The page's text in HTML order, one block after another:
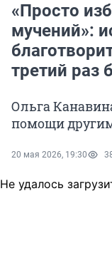
«Просто
мучений»:
третий раз
Ольга
помощи
20 мая 2026, 19:30
Не удалось